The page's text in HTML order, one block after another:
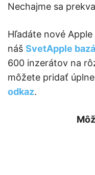
Nechajme sa
Hľadáte nové
náš SvetApple
600 inzerátov na
môžete pridať
odkaz.